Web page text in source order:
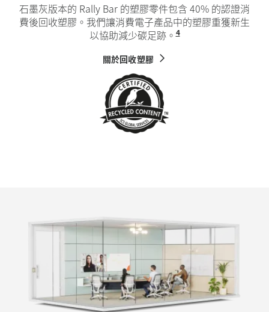
石墨灰版本的 Rally Bar 的塑膠零件包含 40% 的認證消
費後回收塑膠。我們讓消費電子產品中的塑膠重獲新生
以協助減少碳足跡。4不含連接線、PWA
關於回收塑膠